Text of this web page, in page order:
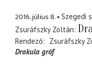
2016. július 8.
Szegedi
Zsuráfszky Zoltán
Rendező
Zsuráfszky
Drakula gróf